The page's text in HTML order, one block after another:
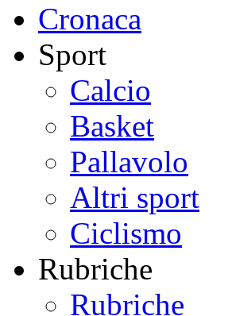
Cronaca
Sport
Calcio
Basket
Pallavolo
Altri sport
Ciclismo
Rubriche
Rubriche